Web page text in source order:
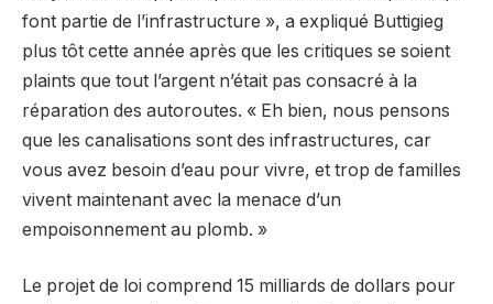
font partie de l’infrastructure », a expliqué Buttigieg
plus tôt cette année après que les critiques se soient
plaints que tout l’argent n’était pas consacré à la
réparation des autoroutes. « Eh bien, nous pensons
que les canalisations sont des infrastructures, car
vous avez besoin d’eau pour vivre, et trop de familles
vivent maintenant avec la menace d’un
empoisonnement au plomb. »
Le projet de loi comprend 15 milliards de dollars pour